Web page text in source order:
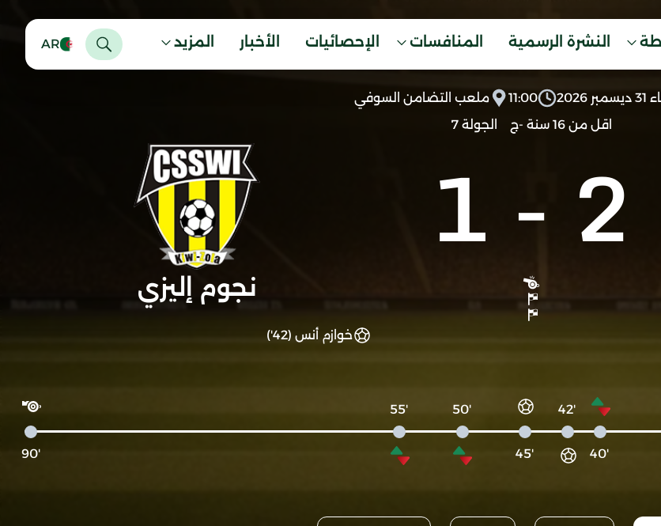
النشرة الرسمية المنافسات الإحصائيات الأخبار المزيد AR
2026
11:00
ملعب التضامن السوفي
اقل من 16 سنة -ج
الجولة 7
2
-
1
نجوم إليزي
خوازم أنس (42')
'40
'42
'45
'50
'55
'90